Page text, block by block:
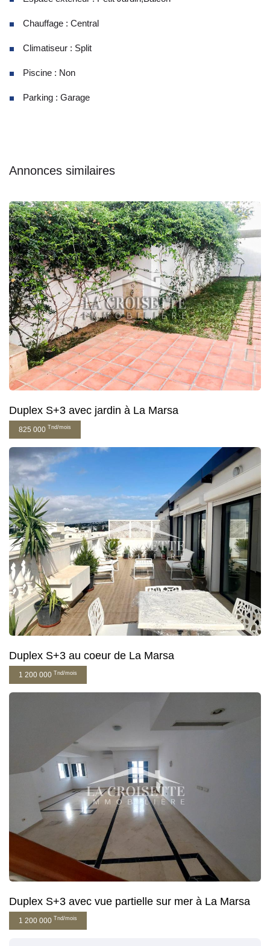
Chauffage : Central
Climatiseur : Split
Piscine : Non
Parking : Garage
Annonces similaires
Duplex S+3 avec jardin à La Marsa
825 000 Tnd/mois
Duplex S+3 au coeur de La Marsa
1 200 000 Tnd/mois
Duplex S+3 avec vue partielle sur mer à La Marsa
1 200 000 Tnd/mois